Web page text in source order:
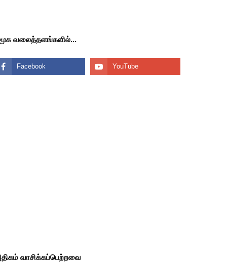
வலைத்தளங்களில்...
வாசிக்கப்பெற்றவை